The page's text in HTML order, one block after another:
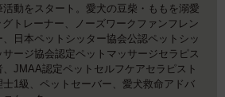
動をスタート。愛犬の豆柴・ももを溺愛
トレーナー、ノーズワークファンフレン
日本ペットシッター協会公認ペットシッ
ージ協会認定ペットマッサージセラピス
、JMAA認定ペットセルフケアセラピスト
1級、ペットセーバー、愛犬救命アドバ